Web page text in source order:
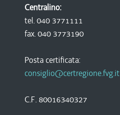
Centralino:
tel. 040 3771111
fax. 040 3773190
Posta certificata:
consiglio@certregione.fvg.it
C.F. 80016340327